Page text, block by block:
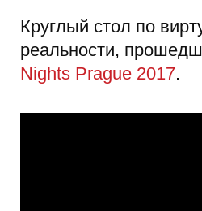
Круглый стол по
реальности,
Nights Prague 2017.